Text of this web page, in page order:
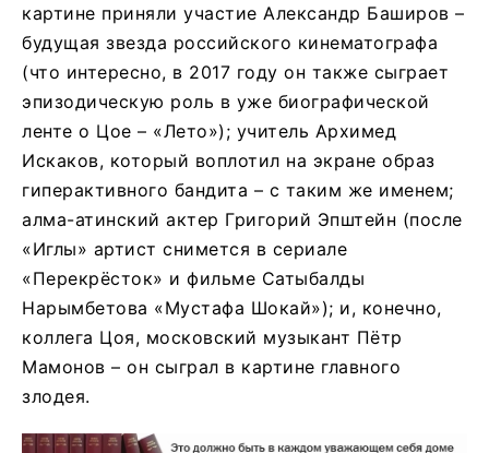
картине приняли участие Александр Баширов –
будущая звезда российского кинематографа
(что интересно, в 2017 году он также сыграет
эпизодическую роль в уже биографической
ленте о Цое – «Лето»); учитель Архимед
Искаков, который воплотил на экране образ
гиперактивного бандита – с таким же именем;
алма-атинский актер Григорий Эпштейн (после
«Иглы» артист снимется в сериале
«Перекрёсток» и фильме Сатыбалды
Нарымбетова «Мустафа Шокай»); и, конечно,
коллега Цоя, московский музыкант Пётр
Мамонов – он сыграл в картине главного
злодея.